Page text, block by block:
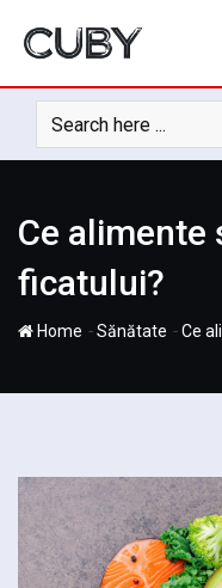
Ce alimente
ficatului?
Home -Sănătate -Ce